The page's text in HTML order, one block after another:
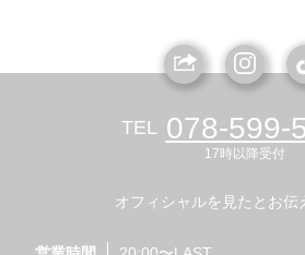
TEL 078-599-
17時以降受付
オフィシャルを見たとお伝